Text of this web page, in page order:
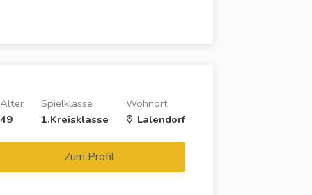
Wohnort
Lalendorf
Spielklasse
1.Kreisklasse
Alter
49
Zum Profil